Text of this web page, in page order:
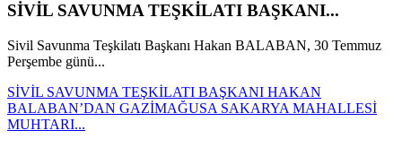
SİVİL SAVUNMA TEŞKİLATI BAŞKANI...
Sivil Savunma Teşkilatı Başkanı Hakan BALABAN, 30 Temmuz
Perşembe günü...
SİVİL SAVUNMA TEŞKİLATI BAŞKANI HAKAN
BALABAN’DAN GAZİMAĞUSA SAKARYA MAHALLESİ
MUHTARI...